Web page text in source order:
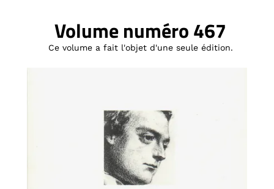
Volume numéro 467
Ce volume a fait l'objet d'une seule édition.